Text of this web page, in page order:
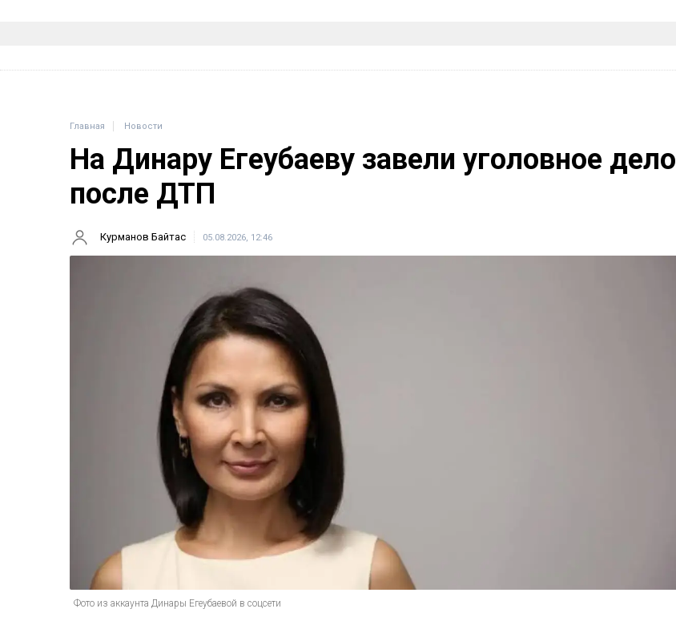
Главная Новости
На Динару Егеубаеву завели уголовное дело
после ДТП
Курманов Байтас 05.08.2026, 12:46
Фото из аккаунта Динары Егеубаевой в соцсети